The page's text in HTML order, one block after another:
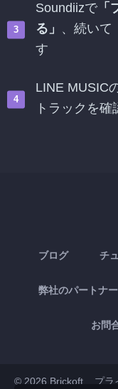
Soundiizで「
る」 、続いて
す
LINE MUSIC
トラックを確
ブログ チ
弊社のパートナー
お問
© 2026 Brickoft プラ